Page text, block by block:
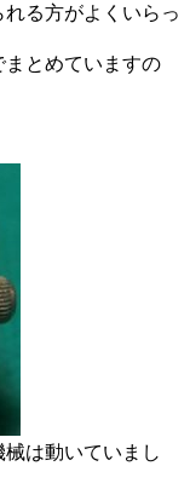
る方がよくいらっ
まとめていますの
は動いていまし